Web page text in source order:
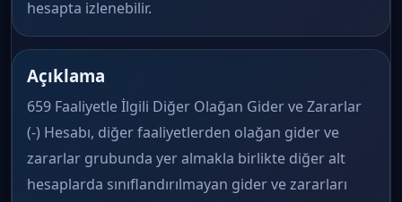
hesapta izlenebilir.
Açıklama
659 Faaliyetle İlgili Diğer Olağan Gider ve Zararlar
(-) Hesabı, diğer faaliyetlerden olağan gider ve
zararlar grubunda yer almakla birlikte diğer alt
hesaplarda sınıflandırılmayan gider ve zararları